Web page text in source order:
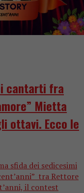
cantarti fra
Mietta
ottavi. Ecco le
sfida dei sedicesimi
tra Rettore
il contest